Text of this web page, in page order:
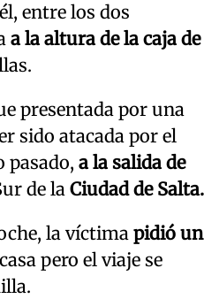
entre los dos
a la altura de la caja de
presentada por una
sido atacada por el
pasado, a la salida de
de la Ciudad de Salta.
la víctima pidió un
pero el viaje se